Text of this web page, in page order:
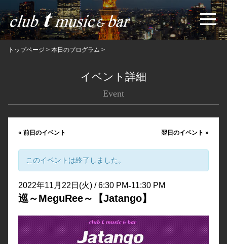
トップページ > 本日のプログラム >
イベント詳細
Event
« 前日のイベント 翌日のイベント»
このイベントは終了しました。
2022年11月22日(火) / 6:30 PM-11:30 PM
巡～MeguRee～【Jatango】